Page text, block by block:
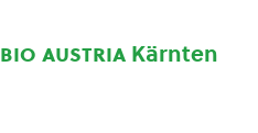
bio austria Kärnten